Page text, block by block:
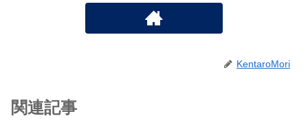
KentaroMori
関連記事